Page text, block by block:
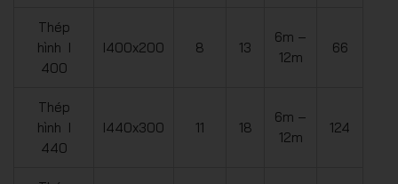
Thép
hình I
400
I400x200 8 13
6m –
12m
66
Thép
hình I
440
I440x300 11 18
6m –
12m
124